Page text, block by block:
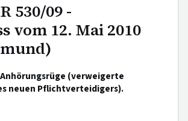
530/09 -
vom 12. Mai 2010
(verweigerte
neuen Pflichtverteidigers).